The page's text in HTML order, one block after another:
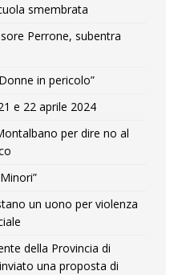
smembrata
Perrone, subentra
in pericolo”
e 22 aprile 2024
per dire no al
un uono per violenza
della Provincia di
una proposta di